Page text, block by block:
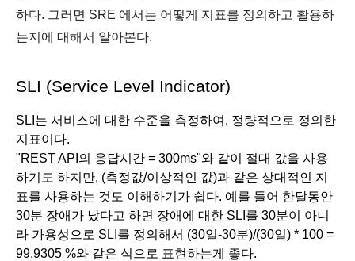
하다. 그러면 SRE 에서는 어떻게 지표를 정의하고 활용하
는지에 대해서 알아본다.
SLI (Service Level Indicator)
SLI는 서비스에 대한 수준을 측정하여, 정량적으로 정의한
지표이다.
"REST API의 응답시간 = 300ms"와 같이 절대 값을 사용
하기도 하지만, (측정값/이상적인 값)과 같은 상대적인 지
표를 사용하는 것도 이해하기가 쉽다. 예를 들어 한달동안
30분 장애가 났다고 하면 장애에 대한 SLI를 30분이 아니
라 가용성으로 SLI를 정의해서 (30일-30분)/(30일) * 100 =
99.9305 %와 같은 식으로 표현하는게 좋다.